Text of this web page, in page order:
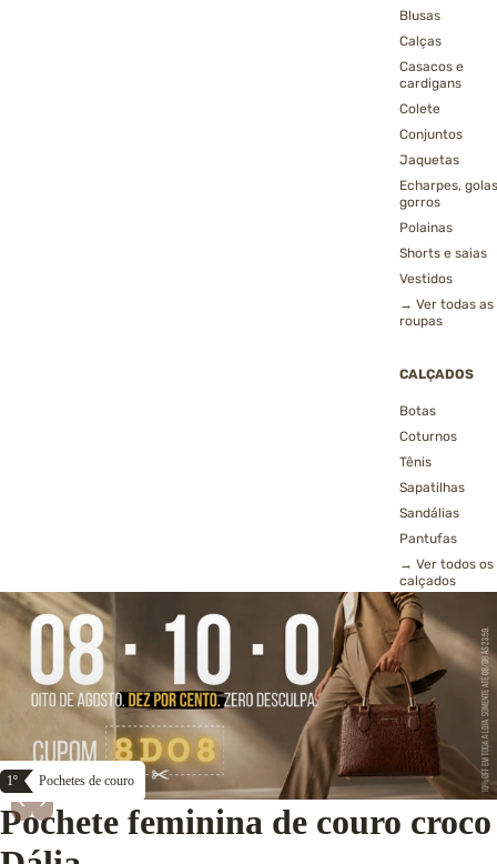
Blusas
Calças
Casacos e
cardigans
Colete
Conjuntos
Jaquetas
Echarpes,
gorros
Polainas
Shorts e saias
Vestidos
→ Ver todas as
roupas
CALÇADOS
Botas
Coturnos
Tênis
Sapatilhas
Sandálias
Pantufas
→ Ver todos os
calçados
‹ ›
1º Pochetes de couro
Pochete feminina de couro croco